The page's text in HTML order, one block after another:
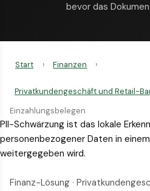
bevor das
Start › Finanzen ›
Privatkundengeschäft und Retail-
Einzahlungsbelegen
PII-Schwärzung ist das lokale
personenbezogener Daten in
weitergegeben wird.
Finanz-Lösung ·